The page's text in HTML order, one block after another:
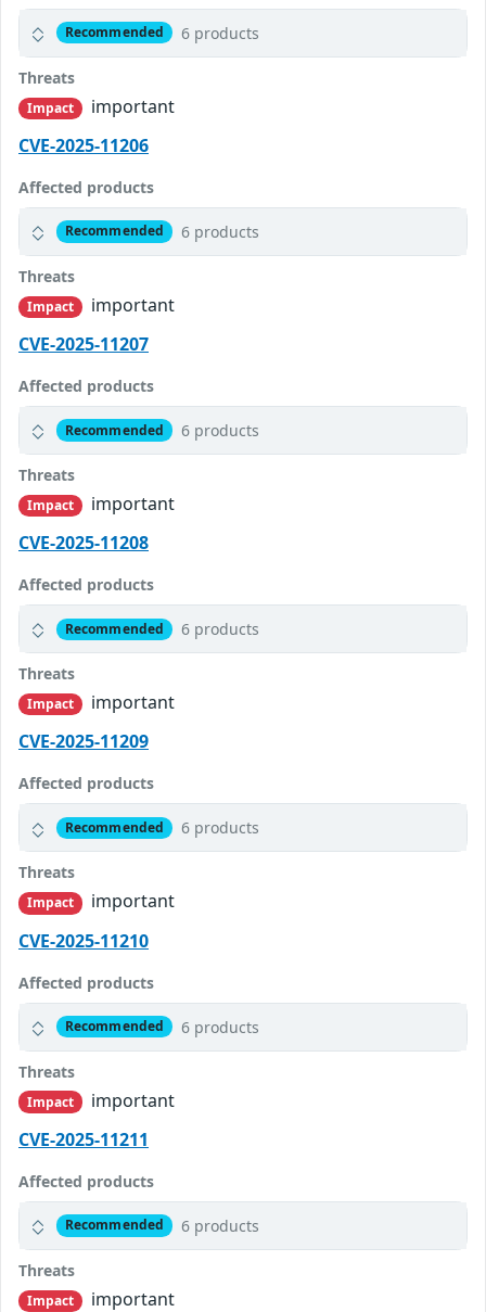
Recommended 6 products
Threats
Impact
important
CVE-2025-11206
Affected products
Recommended 6 products
Threats
Impact
important
CVE-2025-11207
Affected products
Recommended 6 products
Threats
Impact
important
CVE-2025-11208
Affected products
Recommended 6 products
Threats
Impact
important
CVE-2025-11209
Affected products
Recommended 6 products
Threats
Impact
important
CVE-2025-11210
Affected products
Recommended 6 products
Threats
Impact
important
CVE-2025-11211
Affected products
Recommended 6 products
Threats
Impact
important